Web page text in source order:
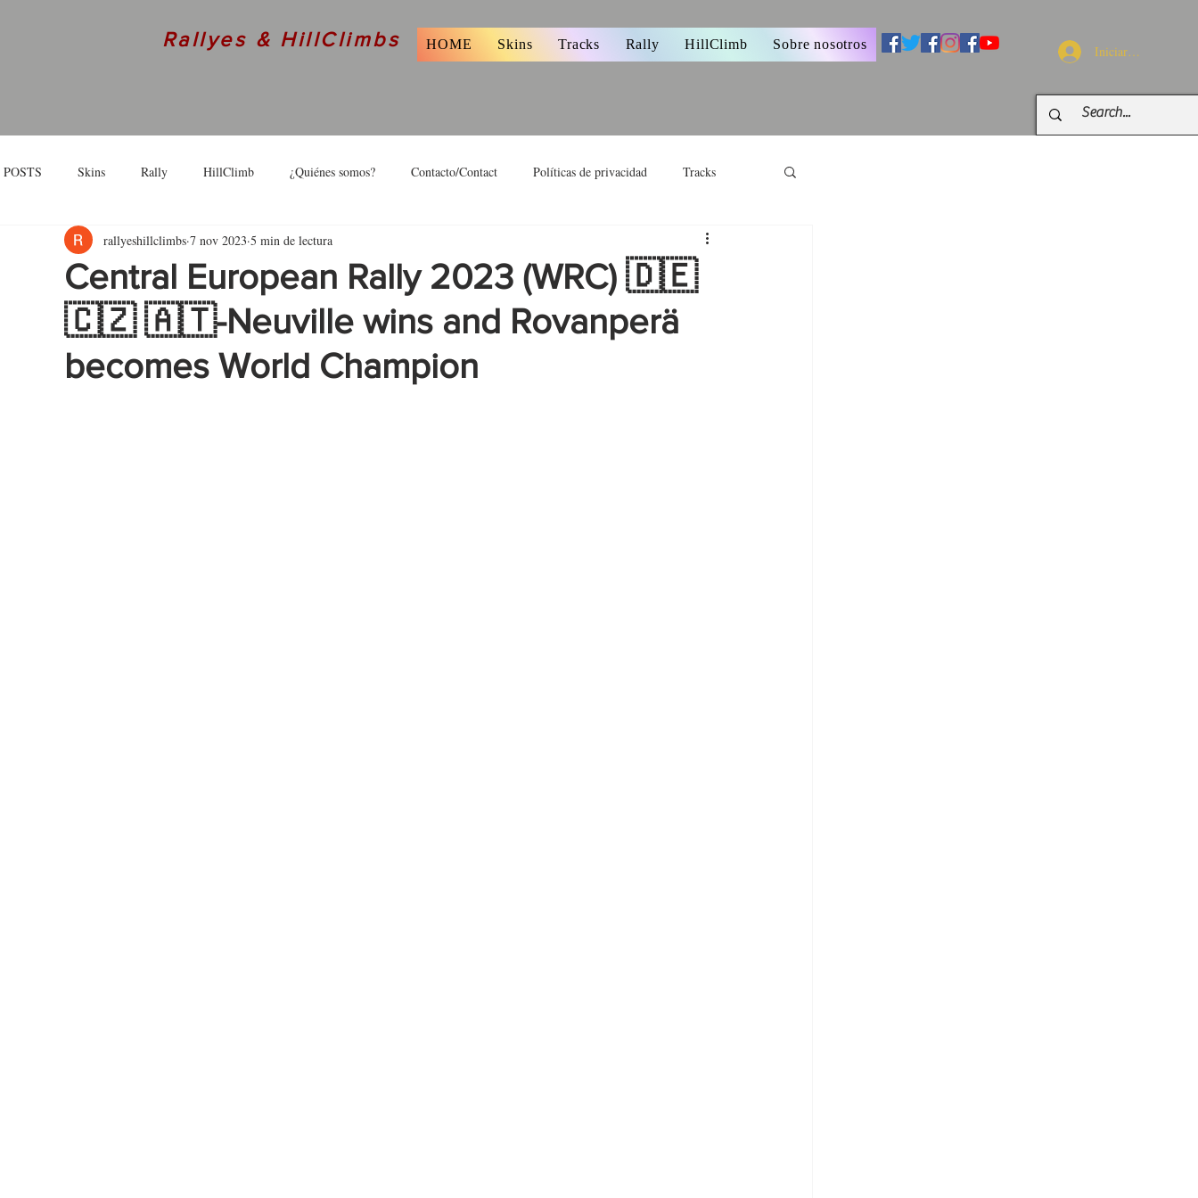
Rallyes & HillClimbs HOME Skins Tracks Rally HillClimb Sobre nosotros Iniciar sesión
Skins Rally HillClimb ¿Quiénes somos? Contacto/Contact Políticas de privacidad Tracks
Interview
Central European Rally 2023 (WRC) 🇩🇪
🇨🇿 🇦🇹-Neuville wins and Rovanperä
becomes World Champion
rallyeshillclimbs 7 nov 2023 5 min de lectura